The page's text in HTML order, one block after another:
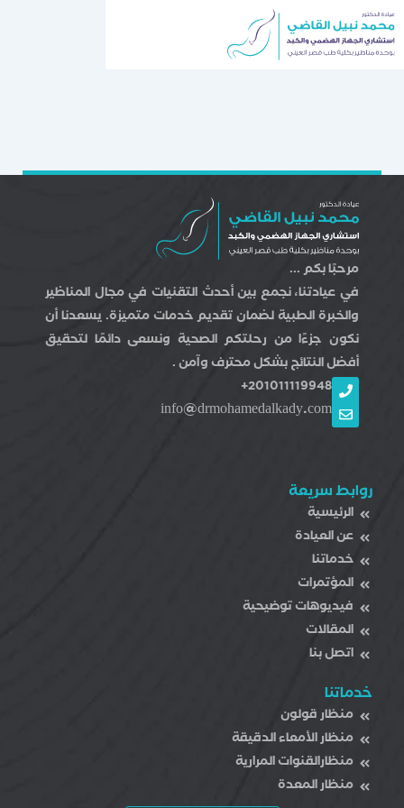
تخطي
إلى
المحتوى
مرحبًا بكم ...
في عيادتنا، نجمع بين أحدث التقنيات في مجال المناظير
والخبرة الطبية لضمان تقديم خدمات متميزة. يسعدنا أن
نكون جزءًا من رحلتكم الصحية ونسعى دائمًا لتحقيق
أفضل النتائج بشكل محترف وآمن .
201011119948+
info@drmohamedalkady.com
روابط سريعة
الرئيسية
عن العيادة
خدماتنا
المؤتمرات
فيديوهات توضيحية
المقالات
اتصل بنا
خدماتنا
منظار قولون
منظار اﻷمعاء الدقيقة
منظارالقنوات المرارية
منظار المعدة